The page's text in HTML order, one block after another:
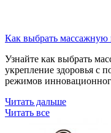
Как выбрать массажную
Узнайте как выбрать
укрепление здоровья с
режимов
Читать дальше
Читать все